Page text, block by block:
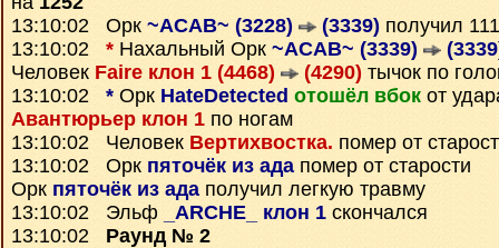
13:10:02 Орк ~ACAB~ (3228) (3339) получил
13:10:02 * Нахальный Орк ~ACAB~ (3339)
Человек Faire клон 1 (4468) (4290) тычок по
13:10:02 * Орк HateDetected отошёл вбок от
Авантюрьер клон 1 по ногам
13:10:02 Человек Вертихвостка. помер от
13:10:02 Орк пяточёк из ада помер от старости
Орк пяточёк из ада получил легкую травму
13:10:02 Эльф
_ARCHE_ клон 1 скончался
13:10:02 Раунд № 2